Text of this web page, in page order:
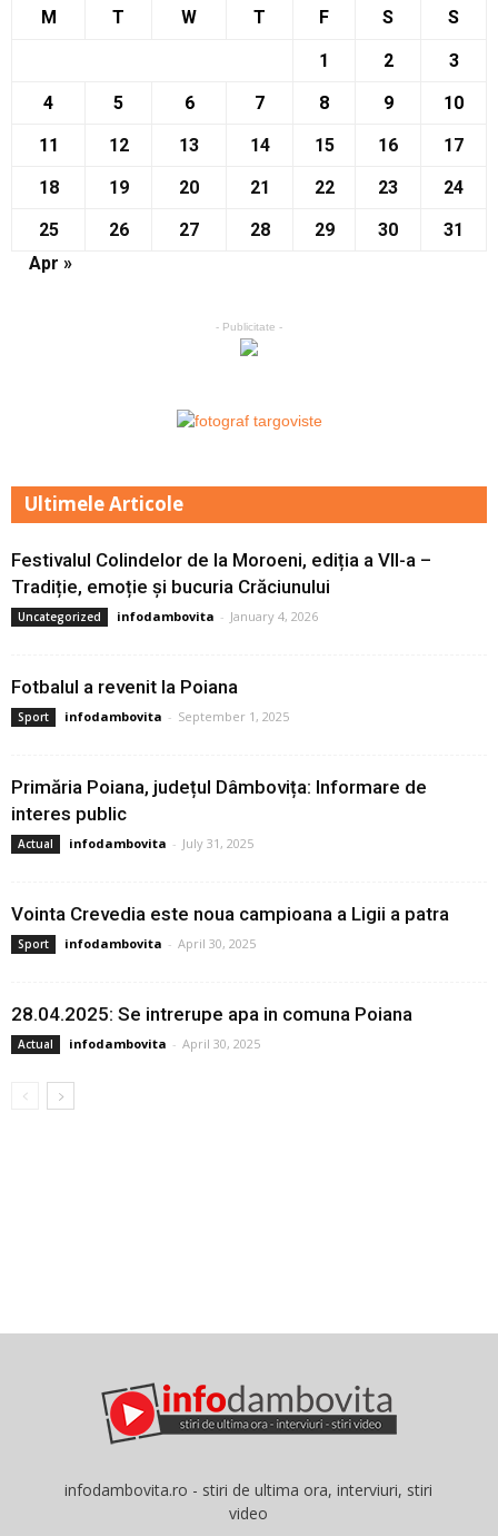
M T W T F S S
1 2
3
4
5 6 7 8 9
10
11
12 13 14 15 16
17
18
19 20 21 22 23
24
25
26 27 28 29 30
31
Apr »
- Publicitate -
Ultimele Articole
Festivalul Colindelor de la Moroeni, ediția a VII-a –
Tradiție, emoție și bucuria Crăciunului
Uncategorized infodambovita - January 4, 2026
Fotbalul a revenit la Poiana
Sport infodambovita - September 1, 2025
Primăria Poiana, județul Dâmbovița: Informare de
interes public
Actual infodambovita - July 31, 2025
Vointa Crevedia este noua campioana a Ligii a patra
Sport infodambovita - April 30, 2025
28.04.2025: Se intrerupe apa in comuna Poiana
Actual infodambovita - April 30, 2025
infodambovita.ro - stiri de ultima ora, interviuri, stiri
video